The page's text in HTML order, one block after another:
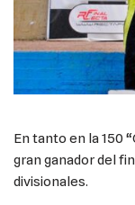
En tanto en la 150
gran ganador del
divisionales.